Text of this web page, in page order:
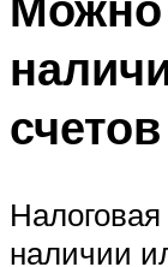
наличии